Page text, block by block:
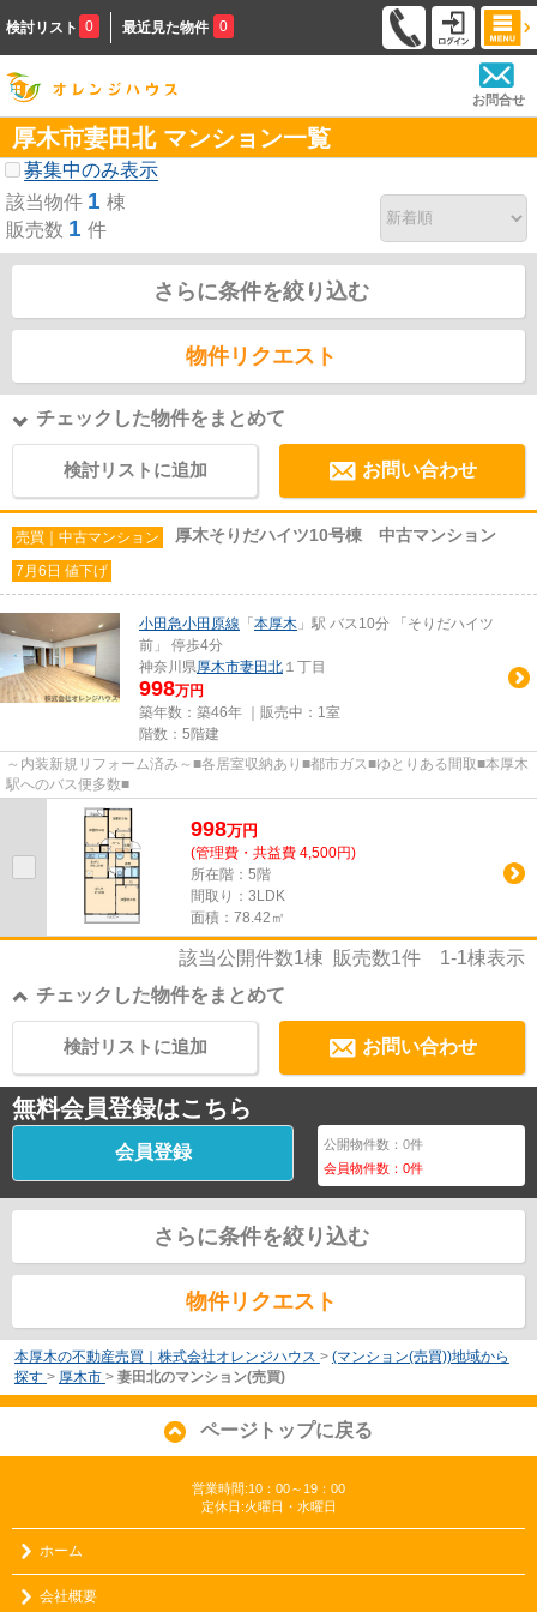
検討リスト 0 最近見た物件 0
お問合せ
厚木市妻田北 マンション一覧
募集中のみ表示
該当物件 1 棟
販売数 1 件
さらに条件を絞り込む
物件リクエスト
チェックした物件をまとめて
検討リストに追加 お問い合わせ
売買｜中古マンション 厚木そりだハイツ10号棟 中古マンション
7月6日 値下げ
小田急小田原線 「 本厚木 」駅 バス10分 「そりだハイツ
前」 停歩4分
神奈川県厚木市妻田北 １丁目
998万円
築年数：築46年 ｜販売中： 1室
階数：5階建
～内装新規リフォーム済み～■各居室収納あり■都市ガス■ゆとりある間取■本厚木
駅へのバス便多数■
998万円
(管理費・共益費 4,500円)
所在階：5階
間取り：3LDK
面積：78.42㎡
該当公開件数1棟 販売数1件 1-1棟表示
チェックした物件をまとめて
お問い合わせ
検討リストに追加
無料会員登録はこちら
会員登録 公開物件数：0件
会員物件数：0件
さらに条件を絞り込む
物件リクエスト
本厚木の不動産売買｜株式会社オレンジハウス > (マンション(売買))地域から
探す > 厚木市 > 妻田北のマンション(売買)
ページトップに戻る
営業時間:10：00～19：00
定休日:火曜日・水曜日
ホーム
会社概要